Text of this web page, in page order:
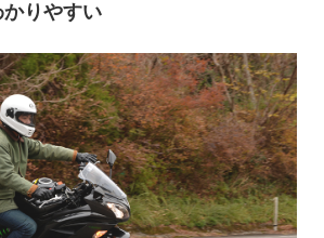
りやすい